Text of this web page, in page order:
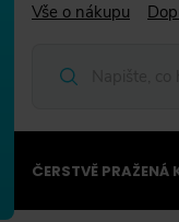
Vše o nákupu
ČERSTVĚ PRAŽENÁ